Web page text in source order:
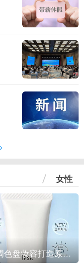
女性
定制调色盘妆容打造原生之美